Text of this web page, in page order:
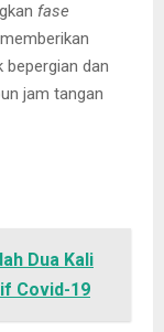
fase
bepergian dan
jam tangan
Dua Kali
Covid-19